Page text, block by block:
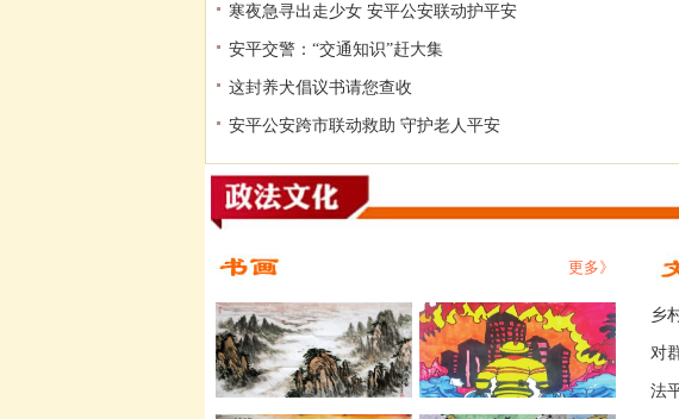
寒夜急寻出走少女 安平公安联动护平安
安平交警：“交通知识”赶大集
这封养犬倡议书请您查收
安平公安跨市联动救助 守护老人平安
更多》
乡
对
法